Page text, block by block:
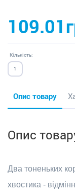
Кількість:
Опис товару
Опис
Два тоненьких
хвостика -